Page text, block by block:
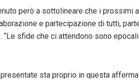
però a sottolineare che i prossimi
e partecipazione di tutti,
“Le sfide che ci attendono sono
sta proprio in questa